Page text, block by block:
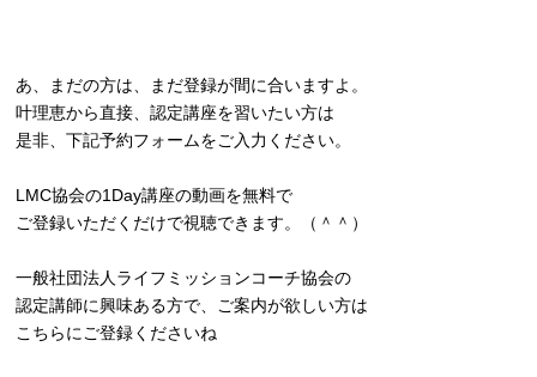
あ、まだの方は、まだ登録が間に合いますよ。
叶理恵から直接、認定講座を習いたい方は
是非、下記予約フォームをご入力ください。
LMC協会の1Day講座の動画を無料で
ご登録いただくだけで視聴できます。（＾＾）
一般社団法人ライフミッションコーチ協会の
認定講師に興味ある方で、ご案内が欲しい方は
こちらにご登録くださいね